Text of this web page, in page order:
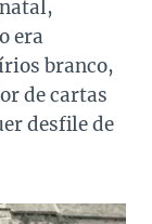
era
branco,
de cartas
desfile de